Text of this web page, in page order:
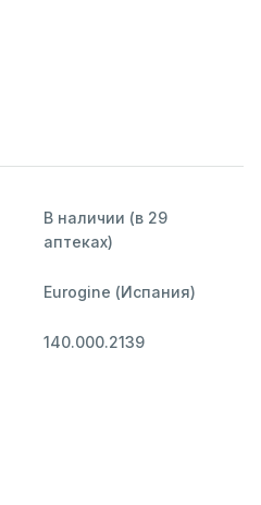
В наличии (в 29
аптеках)
Eurogine (Испания)
140.000.2139